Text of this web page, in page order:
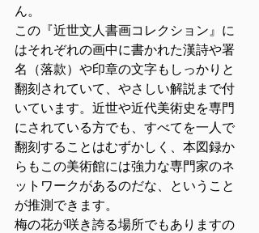
ん。
この『近世文人書画コレクション』に
はそれぞれの画中に書かれた漢詩や署
名（落款）や印章の文字もしっかりと
翻刻されていて、やさしい解説まで付
いています。近世や近代美術史を専門
にされている方でも、すべてを一人で
翻刻することはむずかしく、本図録か
らもこの美術館には強力な専門家のネ
ットワークがあるのだな、ということ
が推測できます。
梅の花が咲き誇る場所でもありますの